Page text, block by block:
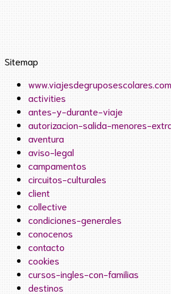
Sitemap
www.viajesdegruposescolares.com
activities
antes-y-durante-viaje
autorizacion-salida-menores-
aventura
aviso-legal
campamentos
circuitos-culturales
client
collective
condiciones-generales
conocenos
contacto
cookies
cursos-ingles-con-familias
destinos